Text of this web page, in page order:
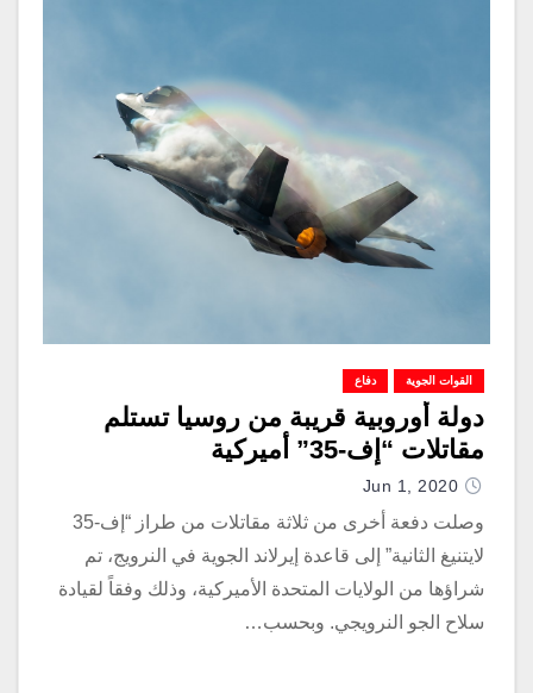
القوات الجوية دفاع
دولة أوروبية قريبة من روسيا تستلم
مقاتلات “إف-35” أميركية
Jun 1, 2020
وصلت دفعة أخرى من ثلاثة مقاتلات من طراز “إف-35
لايتنيغ الثانية” إلى قاعدة إيرلاند الجوية في النرويج، تم
شراؤها من الولايات المتحدة الأميركية، وذلك وفقاً لقيادة
سلاح الجو النرويجي. وبحسب…